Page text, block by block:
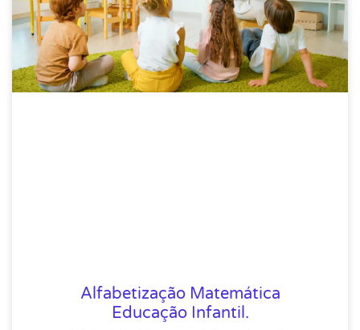
Alfabetização Matemática
Educação Infantil.